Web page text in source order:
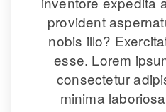
provident
nobis illo?
esse. Lorem
consectetur
minima